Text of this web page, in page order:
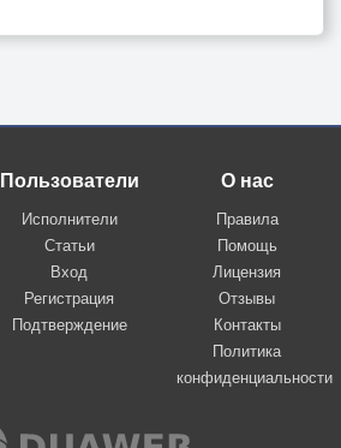
Пользователи
Исполнители
Статьи
Вход
Регистрация
Подтверждение
О нас
Правила
Помощь
Лицензия
Отзывы
Контакты
Политика
конфиденциальности